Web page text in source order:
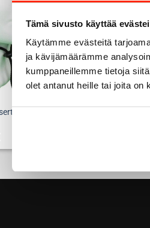
Tämä sivusto käyttää
Käytämme evästeitä
ja kävijämäärämme
kumppaneillemme tietoja
olet antanut heille tai joita on
camo